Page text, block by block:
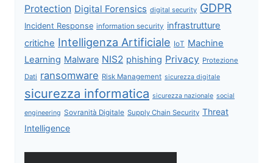
Protection Digital Forensics digital security GDPR
Incident Response information security infrastrutture
critiche Intelligenza Artificiale IoT Machine
Learning Malware NIS2 phishing Privacy Protezione
Dati ransomware Risk Management sicurezza digitale
sicurezza informatica sicurezza nazionale social
engineering Sovranità Digitale Supply Chain Security Threat
Intelligence